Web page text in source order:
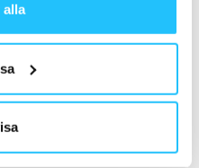
alla
Trainer-coacher skapar
livsstilsförändringar åt